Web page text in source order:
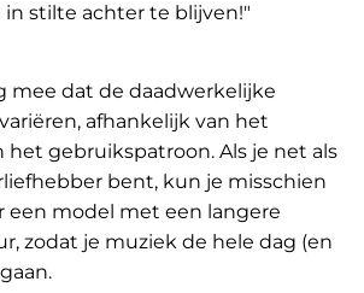
stilte achter te blijven!"
mee dat de daadwerkelijke
afhankelijk van het
het gebruikspatroon. Als je net als
bent, kun je misschien
een model met een langere
zodat je muziek de hele dag (en